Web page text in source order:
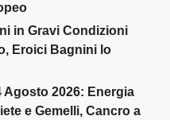
in Gravi Condizioni
Eroici Bagnini lo
Agosto 2026: Energia
e Gemelli, Cancro a